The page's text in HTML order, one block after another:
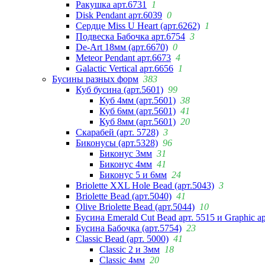
Ракушка арт.6731
1
Disk Pendant арт.6039 0
Сердце Miss U Heart (арт.6262) 1
Подвеска Бабочка арт.6754 3
De-Art 18мм (арт.6670) 0
Meteor Pendant арт.6673 4
Galactic Vertical арт.6656 1
Бусины разных форм 383
Куб бусина (арт.5601) 99
Куб 4мм (арт.5601) 38
Куб 6мм (арт.5601) 41
Куб 8мм (арт.5601) 20
Скарабей (арт. 5728) 3
Биконусы (арт.5328) 96
Биконус 3мм 31
Биконус 4мм 41
Биконус 5 и 6мм 24
Briolette XXL Hole Bead (арт.5043) 3
Briolette Bead (арт.5040) 41
Olive Briolette Bead (арт.5044) 10
Бусина Emerald Cut Bead арт. 5515 и Graphic
Бусина Бабочка (арт.5754) 23
Classic Bead (арт. 5000) 41
Classic 2 и 3мм 18
Classic 4мм 20